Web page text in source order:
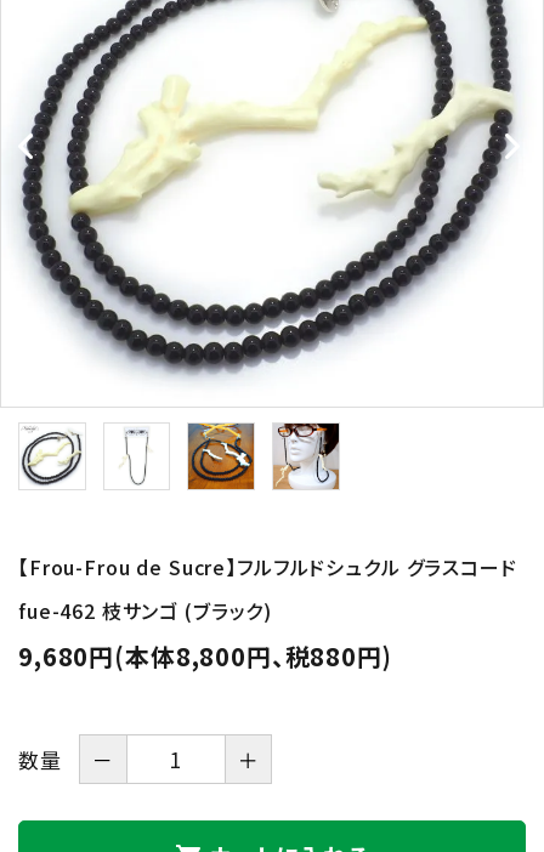
全商品から選ぶ
カテゴリーから選ぶ
ブランドから選ぶ
形から選ぶ
色から選ぶ
価格帯から選ぶ
コンテンツ
ACCOUNT MENU
ようこそ 会員名 様
【Frou-Frou de Sucre】フルフルドシュクル グラスコード
fue-462 枝サンゴ (ブラック)
9,680円(本体8,800円、税880円)
数量 － ＋